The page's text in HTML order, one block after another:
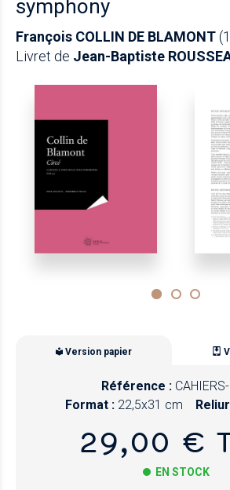
symphony
François COLLIN DE BLAMONT
Livret de Jean-Baptiste
Version papier
Référence :
Format : 22,5x31 cm
29,00 €
EN STOCK